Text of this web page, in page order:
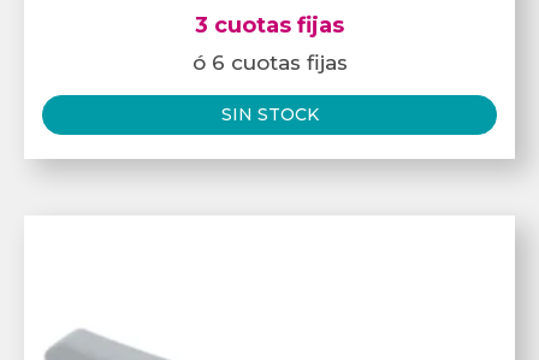
3 cuotas fijas
ó 6 cuotas fijas
SIN STOCK